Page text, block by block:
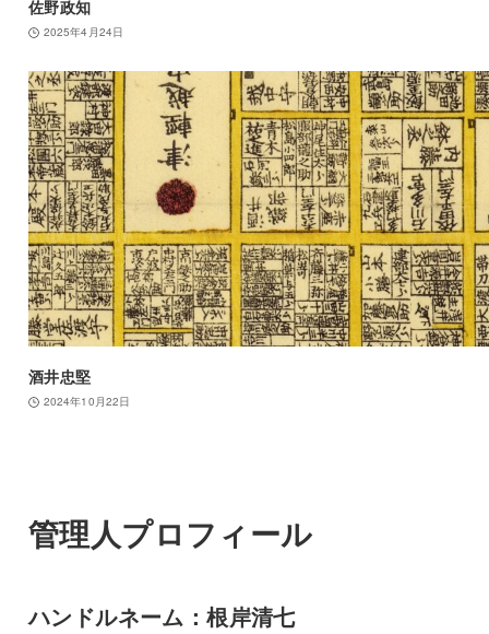
佐野政知
2025年4月24日
酒井忠堅
2024年10月22日
管理人プロフィール
ハンドルネーム：根岸清七